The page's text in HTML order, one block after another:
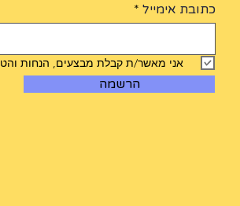
כתובת אימייל
אני מאשר/ת קבלת מבצעים, הנחות
הרשמה